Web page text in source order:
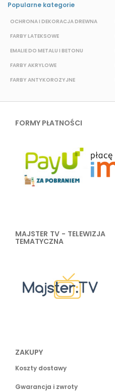
Popularne kategorie
OCHRONA I DEKORACJA DREWNA
FARBY LATEKSOWE
EMALIE DO METALU I BETONU
FARBY AKRYLOWE
FARBY ANTYKOROZYJNE
FORMY PŁATNOŚCI
MAJSTER TV - TELEWIZJA
TEMATYCZNA
ZAKUPY
Koszty dostawy
Gwarancja i zwroty